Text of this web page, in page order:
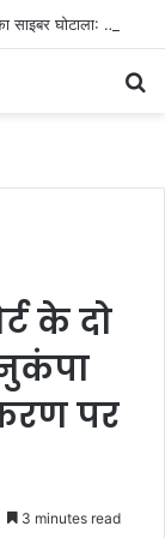
लखनऊ की ‘समिट बिल्डिंग’ में चल रहा था 200 करोड़ का साइबर घोटाला: 40 युवतियों समेत 119 गिरफ्तार
के दो
पर
3 minutes read